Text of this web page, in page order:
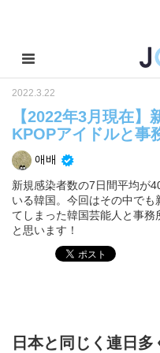
2022.3.22
【2022年3月現在
KPOPアイドルと事
애배
新規感染者数の7日間平均が
いる韓国。今回はその中で
てしまった韓国芸能人と事
と思います！
日本と同じく連日